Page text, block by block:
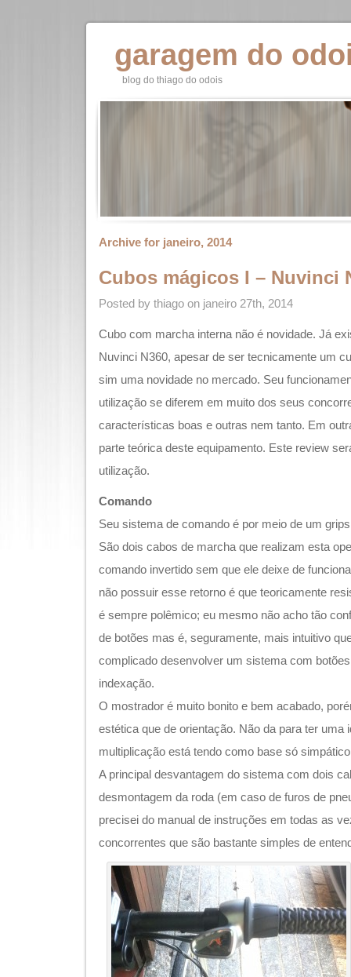
garagem do
blog do thiago do odois
Archive for janeiro, 2014
Cubos mágicos I – Nuvinci
Posted by thiago on janeiro 27th, 2014
Cubo com marcha interna não é novidade. Já
Nuvinci N360, apesar de ser tecnicamente um
sim uma novidade no mercado. Seu
utilização se diferem em muito dos seus
características boas e outras nem tanto. Em
parte teórica deste equipamento. Este review
utilização.
Comando
Seu sistema de comando é por meio de um
São dois cabos de marcha que realizam esta
comando invertido sem que ele deixe de
não possuir esse retorno é que teoricamente
é sempre polêmico; eu mesmo não acho tão
de botões mas é, seguramente, mais intuitivo
complicado desenvolver um sistema com
indexação.
O mostrador é muito bonito e bem acabado,
estética que de orientação. Não da para ter uma
multiplicação está tendo como base só
A principal desvantagem do sistema com dois
desmontagem da roda (em caso de furos de
precisei do manual de instruções em todas as
concorrentes que são bastante simples de